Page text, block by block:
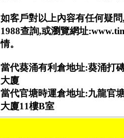
如客戶對以上內容有任何疑
1988查詢,或瀏覽網址
情。
當代葵涌有利倉地址:葵涌打
大廈
當代官塘時運倉地址:九龍官
大廈11樓B室